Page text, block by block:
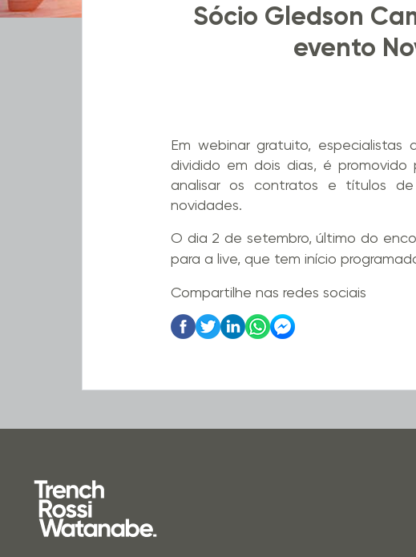
Sócio Gledson
evento
Em webinar gratuito,
dividido em dois dias, é
analisar os contratos e títulos
novidades.
O dia 2 de setembro, último do
para a live, que tem início
Compartilhe nas redes sociais